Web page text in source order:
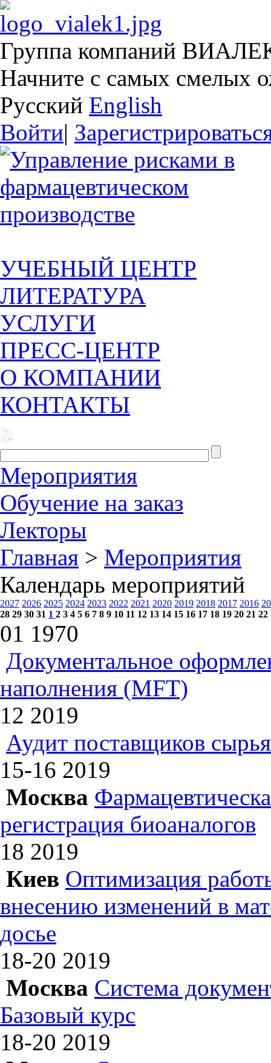
Группа компаний
Начните с самых смелых
Русский English
Войти|
УЧЕБНЫЙ ЦЕНТР
ЛИТЕРАТУРА
УСЛУГИ
ПРЕСС-ЦЕНТР
О КОМПАНИИ
КОНТАКТЫ
Мероприятия
Обучение на заказ
Лекторы
Главная > Мероприятия
Календарь мероприятий
2027 2026 2025 2024 2023 2022 2021 2020 2019 2018 2017 2016
28 29 30 31 1 2 3 4 5 6 7 8 9 10 11 12 13 14 15 16 17 18 19 20 21 22
01 1970
Документальное
наполнения (MFT)
12 2019
Аудит поставщиков
15-16 2019
Москва
регистрация биоаналогов
18 2019
Киев Оптимизация
внесению изменений в
досье
18-20 2019
Москва Система
Базовый курс
18-20 2019